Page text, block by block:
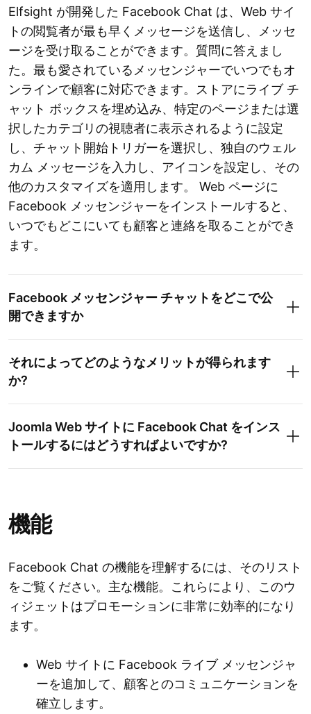
Elfsight が開発した Facebook Chat は、Web サイ
トの閲覧者が最も早くメッセージを送信し、メッセ
ージを受け取ることができます。質問に答えまし
た。最も愛されているメッセンジャーでいつでもオ
ンラインで顧客に対応できます。ストアにライブ チ
ャット ボックスを埋め込み、特定のページまたは選
択したカテゴリの視聴者に表示されるように設定
し、チャット開始トリガーを選択し、独自のウェル
カム メッセージを入力し、アイコンを設定し、その
他のカスタマイズを適用します。 Web ページに
Facebook メッセンジャーをインストールすると、
いつでもどこにいても顧客と連絡を取ることができ
ます。
Facebook メッセンジャー チャットをどこで公
開できますか
それによってどのようなメリットが得られます
か?
Joomla Web サイトに Facebook Chat をインス
トールするにはどうすればよいですか?
機能
Facebook Chat の機能を理解するには、そのリスト
をご覧ください。主な機能。これらにより、このウ
ィジェットはプロモーションに非常に効率的になり
ます。
Web サイトに Facebook ライブ メッセンジャ
ーを追加して、顧客とのコミュニケーションを
確立します。